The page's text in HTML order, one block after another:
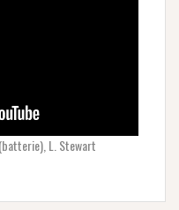
L. Stewart